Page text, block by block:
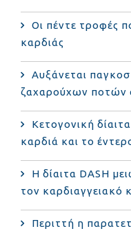
Οι πέντε τροφές
καρδιάς
Αυξάνεται
ζαχαρούχων ποτών
Κετογονική
καρδιά και το
Η δίαιτα DASH
τον καρδιαγγειακό
Περιττή η